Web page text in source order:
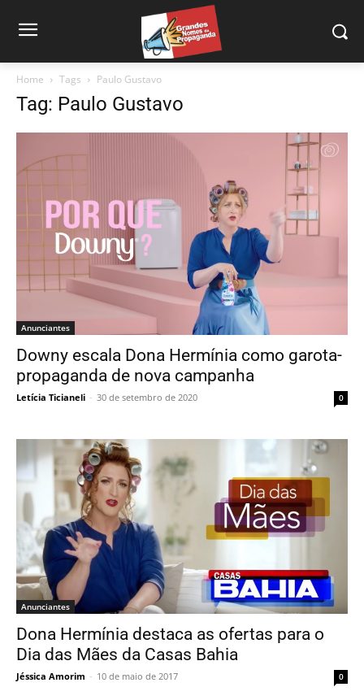
Home Tags Paulo Gustavo
Tag: Paulo Gustavo
Anunciantes
Downy escala Dona Hermínia como garota-
propaganda de nova campanha
Letícia Ticianeli - 30 de setembro de 2020 0
Anunciantes
Dona Hermínia destaca as ofertas para o
Dia das Mães da Casas Bahia
Jéssica Amorim - 10 de maio de 2017 0